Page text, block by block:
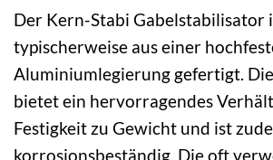
Der Kern-Stabi Gabelstabilisator
typischerweise aus einer
Aluminiumlegierung gefertigt.
bietet ein hervorragendes
Festigkeit zu Gewicht und ist
korrosionsbeständig. Die oft